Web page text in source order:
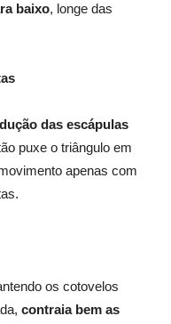
baixo, longe das
das escápulas
puxe o triângulo em
apenas com
os cotovelos
contraia bem as